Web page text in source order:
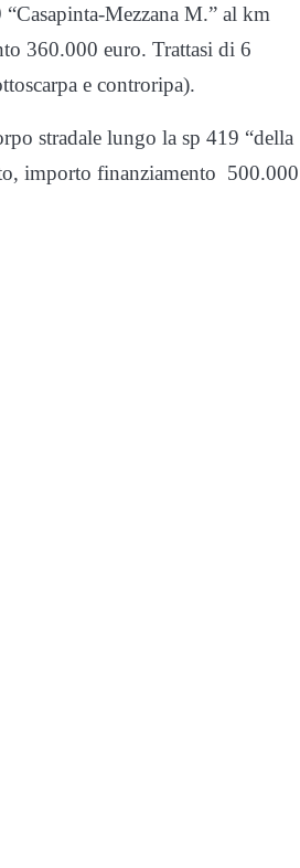
Mezzana M.” al km
360.000 euro. Trattasi di 6
e controripa).
stradale lungo la sp 419 “della
importo finanziamento 500.000